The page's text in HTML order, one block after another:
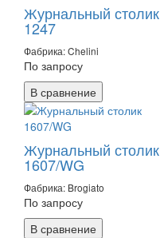
Журнальный столик
1247
Фабрика: Chelini
По запросу
В сравнение
Журнальный столик
1607/WG
Фабрика: Brogiato
По запросу
В сравнение